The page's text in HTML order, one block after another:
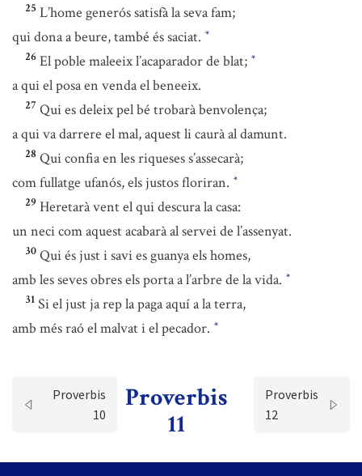
25 L’home generós satisfà la seva fam;
qui dona a beure, també és saciat. *
26 El poble maleeix l’acaparador de blat; *
a qui el posa en venda el beneeix.
27 Qui es deleix pel bé trobarà benvolença;
a qui va darrere el mal, aquest li caurà al damunt.
28 Qui confia en les riqueses s’assecarà;
com fullatge ufanós, els justos floriran. *
29 Heretarà vent el qui descura la casa:
un neci com aquest acabarà al servei de l’assenyat.
30 Qui és just i savi es guanya els homes,
amb les seves obres els porta a l’arbre de la vida. *
31 Si el just ja rep la paga aquí a la terra,
amb més raó el malvat i el pecador. *
Proverbis
10
Proverbis
11
Proverbis
12